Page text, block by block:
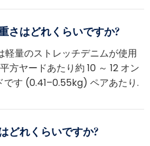
さはどれくらいですか?
軽量のストレッチデニムが使用
方ヤードあたり約 10 ～ 12 オン
です (0.41–0.55kg) ペアあたり.
どれくらいですか?